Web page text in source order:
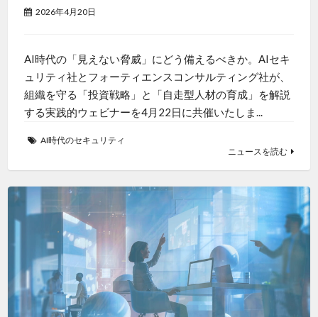
2026年4月20日
AI時代の「見えない脅威」にどう備えるべきか。AIセキ
ュリティ社とフォーティエンスコンサルティング社が、
組織を守る「投資戦略」と「自走型人材の育成」を解説
する実践的ウェビナーを4月22日に共催いたしま...
AI時代のセキュリティ
ニュースを読む